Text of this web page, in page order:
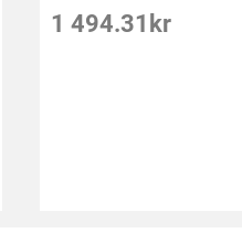
1 494.31 kr